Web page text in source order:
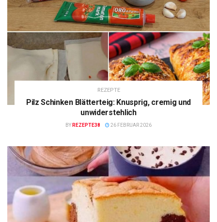
REZEPTE
Pilz Schinken Blätterteig: Knusprig, cremig und
unwiderstehlich
BY REZEPTE38 26 FEBRUAR 2026